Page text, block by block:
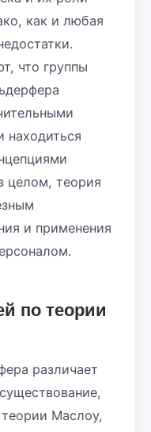
как и любая
что группы
находиться
целом, теория
и применения
по теории
различает
Маслоу,